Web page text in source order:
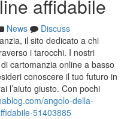
affidabile
News
Discuss
il sito dedicato a chi
i tarocchi. I nostri
cartomanzia online a basso
conoscere il tuo futuro in
l’aiuto giusto. Con pochi
angolo-della-
51403885